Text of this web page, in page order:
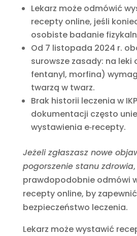
Lekarz może odmówić
recepty online, jeśli
osobiste badanie
Od 7 listopada 2024 r.
surowsze zasady: na leki
fentanyl, morfina)
twarzą w twarz.
Brak historii leczenia w
dokumentacji często
wystawienia e‑recepty.
Jeżeli zgłaszasz nowe
pogorszenie stanu zdrowia
prawdopodobnie odmówi
recepty online, by zapewnić
bezpieczeństwo leczenia.
Lekarz może wystawić